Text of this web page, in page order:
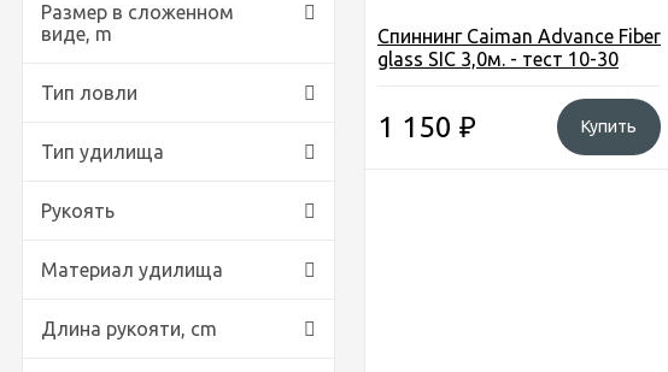
Размер в сложенном
виде, m
Тип ловли
Тип удилища
Рукоять
Материал удилища
Длина рукояти, cm
Спиннинг Caiman Advance Fiber
glass SIC 3,0м. - тест 10-30
1 150 ₽ Купить